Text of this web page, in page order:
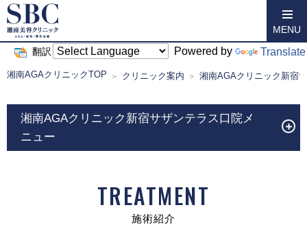
翻訳 Powered by Translate
MENU
湘南AGAクリニックTOP クリニック案内 湘南AGAクリニック新宿
湘南AGAクリニック新宿サザンテラス口院メ
ニュー
TREATMENT
施術紹介